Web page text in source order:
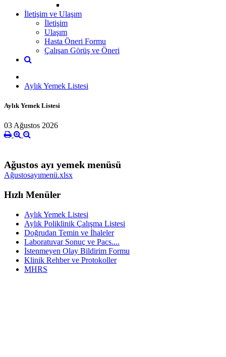
İletişim ve Ulaşım
İletişim
Ulaşım
Hasta Öneri Formu
Çalışan Görüş ve Öneri
Aylık Yemek Listesi
Aylık Yemek Listesi
03 Ağustos 2026
Ağustos ayı yemek menüsü
Ağustosayımenü.xlsx
Hızlı Menüler
Aylık Yemek Listesi
Aylık Poliklinik Çalışma Listesi
Doğrudan Temin ve İhaleler
Laboratuvar Sonuç ve Pacs....
İstenmeyen Olay Bildirim Formu
Klinik Rehber ve Protokoller
MHRS